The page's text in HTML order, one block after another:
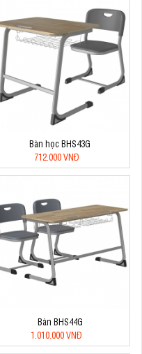
Bàn học BHS43G
712.000 VNĐ
Bàn BHS44G
1.010.000 VNĐ